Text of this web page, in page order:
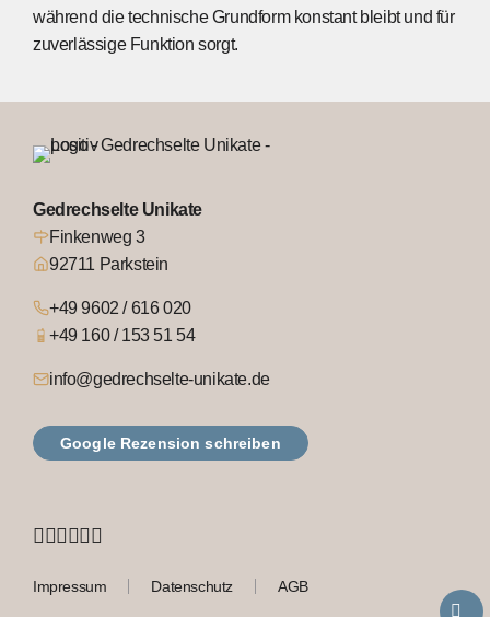
während die technische Grundform konstant bleibt und für
zuverlässige Funktion sorgt.
Gedrechselte Unikate
Finkenweg 3
92711 Parkstein
+49 9602 / 616 020
+49 160 / 153 51 54
info@gedrechselte-unikate.de
Google Rezension schreiben
Impressum Datenschutz AGB